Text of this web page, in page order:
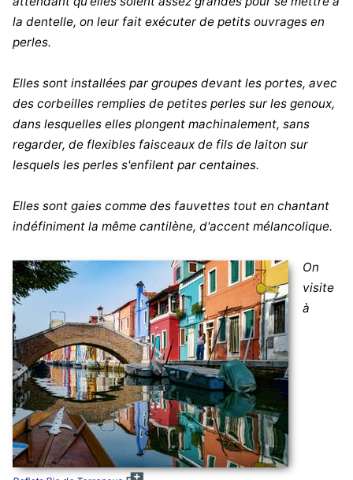
la dentelle, on leur fait exécuter de petits ouvrages en
perles.
Elles sont installées par groupes devant les portes, avec
des corbeilles remplies de petites perles sur les genoux,
dans lesquelles elles plongent machinalement, sans
regarder, de flexibles faisceaux de fils de laiton sur
lesquels les perles s'enfilent par centaines.
Elles sont gaies comme des fauvettes tout en chantant
indéfiniment la même cantilène, d'accent mélancolique.
On
visite
à